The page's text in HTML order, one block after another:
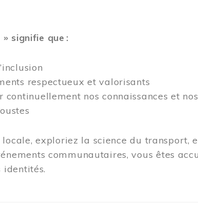
signifie que :
respectueux et valorisants
continuellement nos connaissances et
locale, exploriez la science du transport,
communautaires, vous êtes